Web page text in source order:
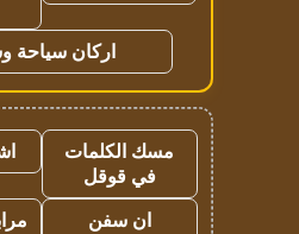
اركان سياحة
مسك الكلمات
في قوقل
ان سفن